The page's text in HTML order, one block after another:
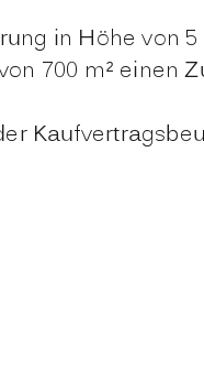
in Höhe von 5
700 m² einen